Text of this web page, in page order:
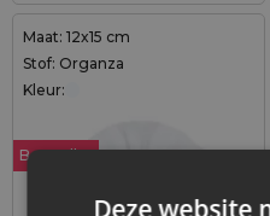
Maat: 12x15 cm
Stof: Organza
Kleur:
Bestseller
Deze website